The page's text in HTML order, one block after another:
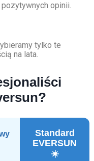
opinii.
tylko te
na lata.
Standard
EVERSUN
☀️